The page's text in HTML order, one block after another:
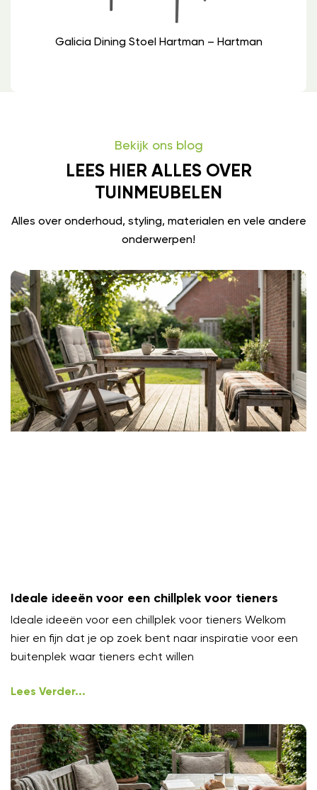
Galicia Dining Stoel Hartman – Hartman
Bekijk ons blog
LEES HIER ALLES OVER
TUINMEUBELEN
Alles over onderhoud, styling, materialen en vele andere
onderwerpen!
Ideale ideeën voor een chillplek voor tieners
Ideale ideeën voor een chillplek voor tieners Welkom
hier en fijn dat je op zoek bent naar inspiratie voor een
buitenplek waar tieners echt willen
Lees Verder...